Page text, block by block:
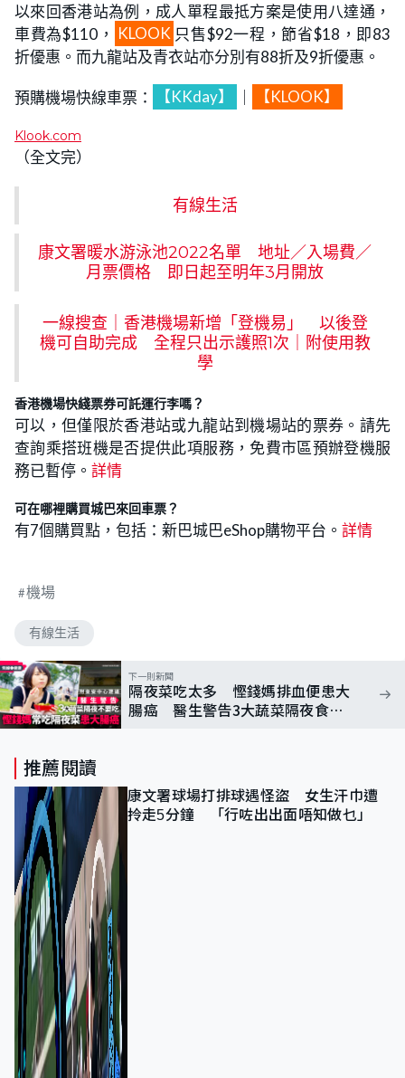
以來回香港站為例，成人單程最抵方案是使用八達通，
車費為$110，
KLOOK 只售$92一程，節省$18，即83
折優惠。而九龍站及青衣站亦分別有88折及9折優惠。
預購機場快線車票： 【KKday】 【KLOOK】
Klook.com
（全文完）
有線生活
康文署暖水游泳池2022名單 地址／入場費／
月票價格 即日起至明年3月開放
一線搜查｜香港機場新增「登機易」 以後登
機可自助完成 全程只出示護照1次｜附使用教
學
香港機場快綫票券可託運行李嗎？
可以，但僅限於香港站或九龍站到機場站的票券。請先
查詢乘搭班機是否提供此項服務，免費市區預辦登機服
務已暫停。 詳情
可在哪裡購買城巴來回車票？
有7個購買點，包括：新巴城巴eShop購物平台。 詳情
機場
有線生活
下一則新聞
隔夜菜吃太多 慳錢媽排血便患大
腸癌 醫生警告3大蔬菜隔夜食易
推薦閱讀
康文署球場打排球遇怪盜 女生汗巾遭
拎走5分鐘 「行咗出出面唔知做乜」